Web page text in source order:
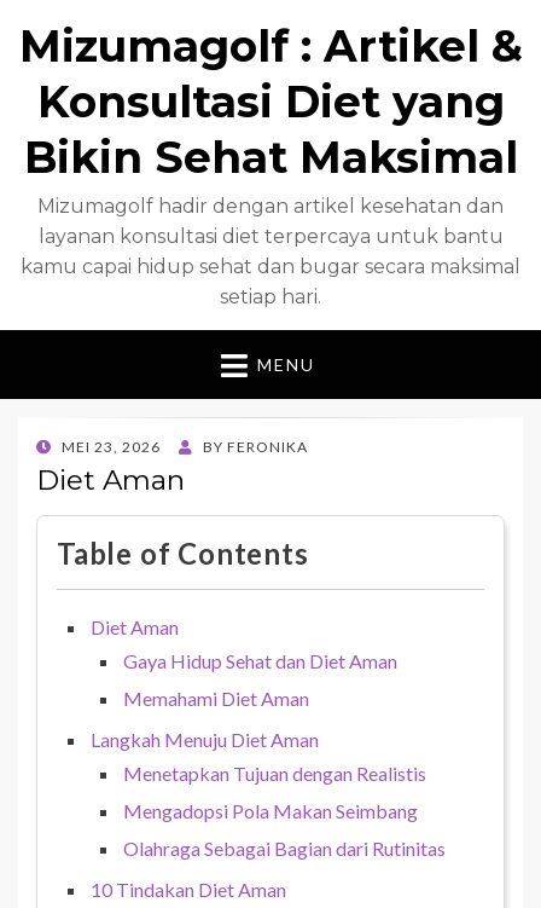
Mizumagolf : Artikel &
Konsultasi Diet yang
Bikin Sehat Maksimal
Mizumagolf hadir dengan artikel kesehatan dan
layanan konsultasi diet terpercaya untuk bantu
kamu capai hidup sehat dan bugar secara maksimal
setiap hari.
MENU
POSTED
ON
MEI 23, 2026 BY FERONIKA
Diet Aman
Table of Contents
Diet Aman
Gaya Hidup Sehat dan Diet Aman
Memahami Diet Aman
Langkah Menuju Diet Aman
Menetapkan Tujuan dengan Realistis
Mengadopsi Pola Makan Seimbang
Olahraga Sebagai Bagian dari Rutinitas
10 Tindakan Diet Aman